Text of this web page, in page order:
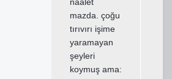
mazda. çoğu
tırıvırı işime
yaramayan
şeyleri
koymuş ama: